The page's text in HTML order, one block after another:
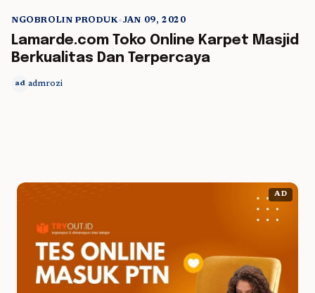
5 min read
NGOBROLIN PRODUK•JAN 09, 2020
Lamarde.com Toko Online Karpet Masjid
Berkualitas Dan Terpercaya
ad admrozi
AD